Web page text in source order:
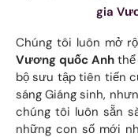
gia
Chúng tôi luôn mở
Vương quốc Anh thể
bộ sưu tập tiên tiến
sáng Giáng sinh,
chúng tôi luôn sẵn
những con số mới